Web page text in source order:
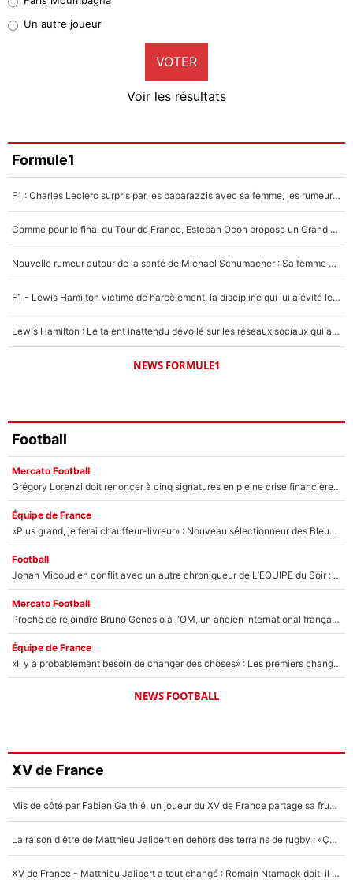
9%
Faris Moumbagna
4%
Un autre joueur
5%
Un autre joueur
VOTER
Voir les résultats
Formule1
F1 : Charles Leclerc surpris par les paparazzis avec sa femme, les rumeurs étaient vraies !
Comme pour le final du Tour de France, Esteban Ocon propose un Grand Prix de Formule 1 à Paris : «Autour de l’Arc de Triomphe, ce serait génial» !
Nouvelle rumeur autour de la santé de Michael Schumacher : Sa femme Corinna sort du silence
F1 - Lewis Hamilton victime de harcèlement, la discipline qui lui a évité le pire : «J'aurais probablement mal tourné»
Lewis Hamilton : Le talent inattendu dévoilé sur les réseaux sociaux qui a impressionné Kim Kardashian pendant leurs vacances en amoureux !
NEWS FORMULE1
Football
Mercato Football
Grégory Lorenzi doit renoncer à cinq signatures en pleine crise financière : L’IA propose sept noms à l’OM pour un mercato réussi... à seulement 5M€ !
Équipe de France
«Plus grand, je ferai chauffeur-livreur» : Nouveau sélectionneur des Bleus, Zinédine Zidane s’était imaginé un avenir très différent lorsqu'il était enfant
Football
Johan Micoud en conflit avec un autre chroniqueur de L’EQUIPE du Soir : «Pendant un moment, je ne les ai pas remis ensemble dans l'émission»
Mercato Football
Proche de rejoindre Bruno Genesio à l'OM, un ancien international français va finalement débarquer... sur RMC !
Équipe de France
«Il y a probablement besoin de changer des choses» : Les premiers changements de Zinedine Zidane en équipe de France sont révélés ?
NEWS FOOTBALL
XV de France
Mis de côté par Fabien Galthié, un joueur du XV de France partage sa frustration : «ils ne me l’ont pas dit tout de suite»
La raison d'être de Matthieu Jalibert en dehors des terrains de rugby : «Ça m'atteint autant que si tu touches à un membre de ma famille»
XV de France - Matthieu Jalibert a tout changé : Romain Ntamack doit-il s’inquiéter pour sa place à un an de la Coupe du monde ?